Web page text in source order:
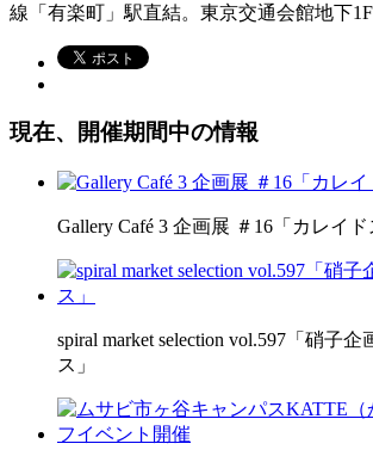
線「有楽町」駅直結。東京交通会館地下1F
現在、開催期間中の情報
Gallery Café 3 企画展 ＃16「カレイド
spiral market selection vol.597「硝子
ス」